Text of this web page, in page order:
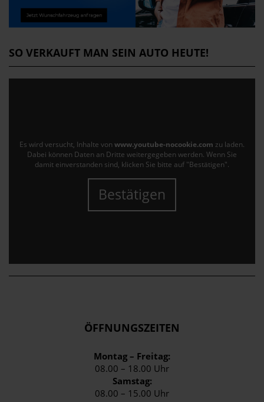
SO VERKAUFT MAN SEIN AUTO HEUTE!
Es wird versucht, Inhalte von www.youtube-nocookie.com zu laden.
Dabei können Daten an Dritte weitergegeben werden. Wenn Sie
damit einverstanden sind, klicken Sie bitte auf "Bestätigen".
Bestätigen
ÖFFNUNGSZEITEN
Montag – Freitag:
08.00 – 18.00 Uhr
Samstag:
08.00 – 15.00 Uhr